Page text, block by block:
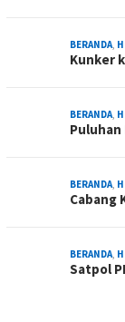
BERANDA,
Kunker
BERANDA,
Puluhan
BERANDA,
Cabang
BERANDA,
Satpol